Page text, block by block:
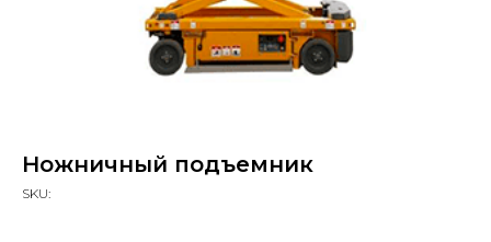
Ножничный подъемник
SKU: